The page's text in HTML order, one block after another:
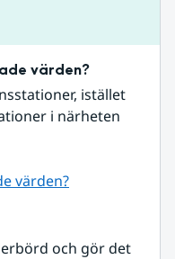
värden?
istället
i närheten
värden?
och gör det